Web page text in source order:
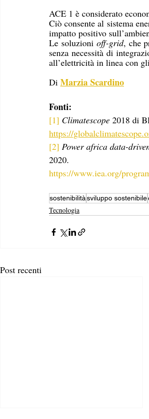
ACE 1 è considerato
Ciò consente al sistema
impatto positivo
Le soluzioni off-grid, che
senza necessità di
all’elettricità in linea con
Di Marzia Scardino
Fonti:
[1] Climatescope 2018 di
https://
[2] Power africa data-
2020.
https://www.iea.org/
sostenibilitàsviluppo sostenibile
Tecnologia
Post recenti